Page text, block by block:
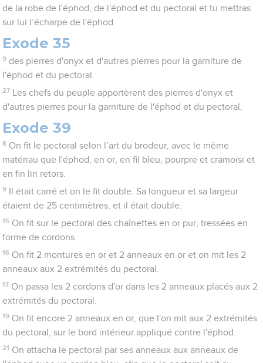
de la robe de l'éphod, de l'éphod et du pectoral et tu mettras
sur lui l’écharpe de l'éphod.
Exode 35
9 des pierres d'onyx et d'autres pierres pour la garniture de
l'éphod et du pectoral.
27
Les chefs du peuple apportèrent des pierres d'onyx et
d'autres pierres pour la garniture de l'éphod et du pectoral,
Exode 39
8 On fit le pectoral selon l’art du brodeur, avec le même
matériau que l'éphod, en or, en fil bleu, pourpre et cramoisi et
en fin lin retors.
9
Il était carré et on le fit double. Sa longueur et sa largeur
étaient de 25 centimètres, et il était double.
15 On fit sur le pectoral des chaînettes en or pur, tressées en
forme de cordons.
16 On fit 2 montures en or et 2 anneaux en or et on mit les 2
anneaux aux 2 extrémités du pectoral.
17 On passa les 2 cordons d'or dans les 2 anneaux placés aux 2
extrémités du pectoral.
19 On fit encore 2 anneaux en or, que l'on mit aux 2 extrémités
du pectoral, sur le bord intérieur appliqué contre l'éphod.
21 On attacha le pectoral par ses anneaux aux anneaux de